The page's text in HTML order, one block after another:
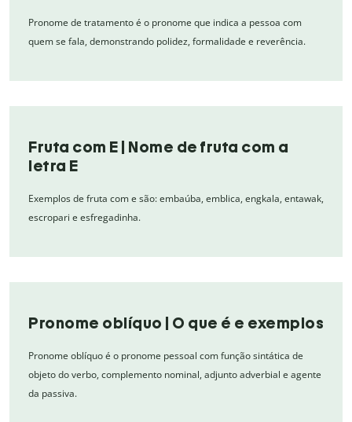
Pronome de tratamento é o pronome que indica a pessoa com
quem se fala, demonstrando polidez, formalidade e reverência.
Fruta com E | Nome de fruta com a
letra E
Exemplos de fruta com e são: embaúba, emblica, engkala, entawak,
escropari e esfregadinha.
Pronome oblíquo | O que é e exemplos
Pronome oblíquo é o pronome pessoal com função sintática de
objeto do verbo, complemento nominal, adjunto adverbial e agente
da passiva.